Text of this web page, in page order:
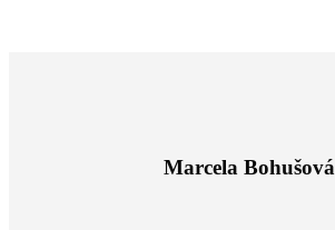
Marcela Bohušová